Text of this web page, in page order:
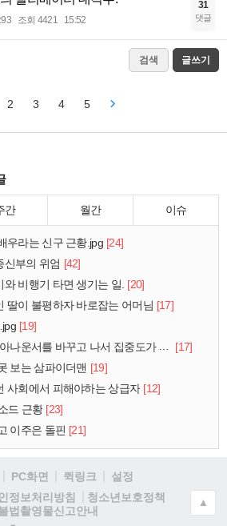
조회 4421 15:52
31
댓글
검색 글쓰기
2 3 4 5
간 월간 이슈
우라는 신구 근황.jpg [24]
신부의 위엄 [42]
와 비행기 타면 생기는 일. [20]
딸이 불평하자 바로잡는 어머님 [17]
[19]
바꾸고 나서 집중도가 확 올라갔다는 한 아파트의 안내방송
[17]
보는 삼파이더맨 [19]
사회에서 피해야하는 상급자 [12]
드 근황 [23]
이주은 돌핀 [21]
PC화면 퀵링크
설정
정보처리방침
청소년보호정책
법촬영물신고안내
▲